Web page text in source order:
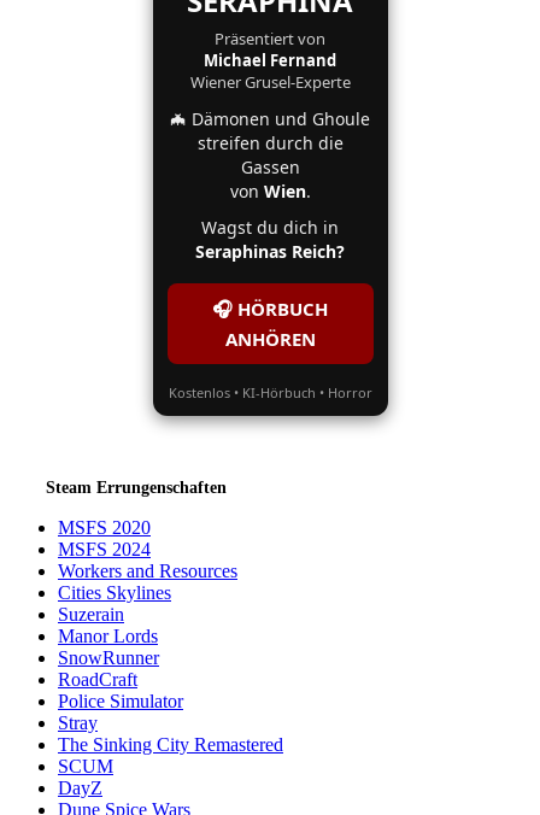
Präsentiert von
Michael Fernand
Wiener Grusel-Experte
🦇 Dämonen und Ghoule
streifen durch die
Gassen
von Wien.
Wagst du dich in
Seraphinas Reich?
🎧 HÖRBUCH
ANHÖREN
Kostenlos • KI-Hörbuch • Horror
Steam Errungenschaften
MSFS 2020
MSFS 2024
Workers and Resources
Cities Skylines
Suzerain
Manor Lords
SnowRunner
RoadCraft
Police Simulator
Stray
The Sinking City Remastered
SCUM
DayZ
Dune Spice Wars